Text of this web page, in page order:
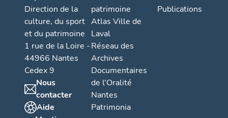
Direction de la
culture, du sport
et du patrimoine
1 rue de la Loire -
44966 Nantes
Cedex 9
Nous
contacter
Aide
patrimoine
Atlas Ville de
Laval
Réseau des
Archives
Documentaires
de l'Oralité
Nantes
Patrimonia
Publications